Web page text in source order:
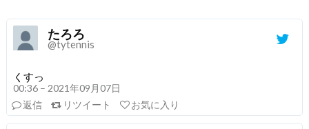
たろろ
@tytennis
くすっ
00:36 – 2021年09月07日
返信
リツイート お気に入り